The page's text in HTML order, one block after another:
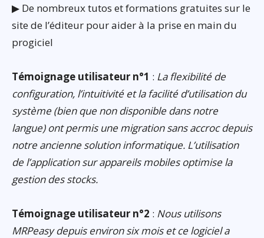
▶ De nombreux tutos et formations gratuites sur le
site de l’éditeur pour aider à la prise en main du
progiciel
Témoignage utilisateur n°1 : La flexibilité de
configuration, l’intuitivité et la facilité d’utilisation du
système (bien que non disponible dans notre
langue) ont permis une migration sans accroc depuis
notre ancienne solution informatique. L’utilisation
de l’application sur appareils mobiles optimise la
gestion des stocks.
Témoignage utilisateur n°2 : Nous utilisons
MRPeasy depuis environ six mois et ce logiciel a